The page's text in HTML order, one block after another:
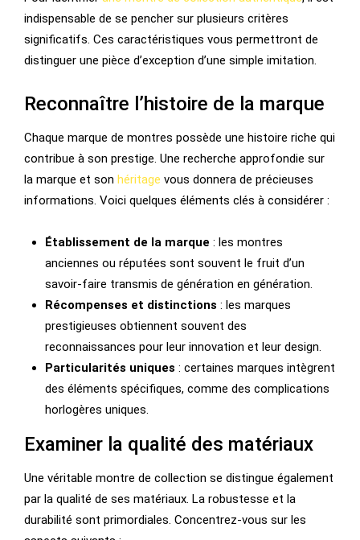
indispensable de se pencher sur plusieurs critères
significatifs. Ces caractéristiques vous permettront de
distinguer une pièce d’exception d’une simple imitation.
Reconnaître l’histoire de la marque
Chaque marque de montres possède une histoire riche qui
contribue à son prestige. Une recherche approfondie sur
la marque et son héritage vous donnera de précieuses
informations. Voici quelques éléments clés à considérer :
Établissement de la marque : les montres
anciennes ou réputées sont souvent le fruit d’un
savoir-faire transmis de génération en génération.
Récompenses et distinctions : les marques
prestigieuses obtiennent souvent des
reconnaissances pour leur innovation et leur design.
Particularités uniques : certaines marques intègrent
des éléments spécifiques, comme des complications
horlogères uniques.
Examiner la qualité des matériaux
Une véritable montre de collection se distingue également
par la qualité de ses matériaux. La robustesse et la
durabilité sont primordiales. Concentrez-vous sur les